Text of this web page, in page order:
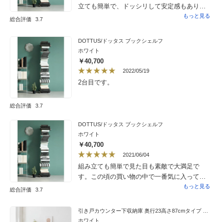
総合評価 3.7
立ても簡単で、ドッシリして安定感もあり、
本も取り出しやすく、場所も取らず、良いお
もっと見る
総合評価 3.7
DOTTUS/ドッタス ブックシェルフ
ホワイト
￥40,700
2022/05/19
2台目です。
総合評価 3.7
DOTTUS/ドッタス ブックシェルフ
ホワイト
￥40,700
2021/06/04
組み立ても簡単で見た目も素敵で大満足で
す。この頃の買い物の中で一番気に入ってま
もっと見る
ホワイト